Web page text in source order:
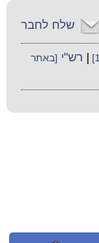
שלח לחבר
רש"י [באתר